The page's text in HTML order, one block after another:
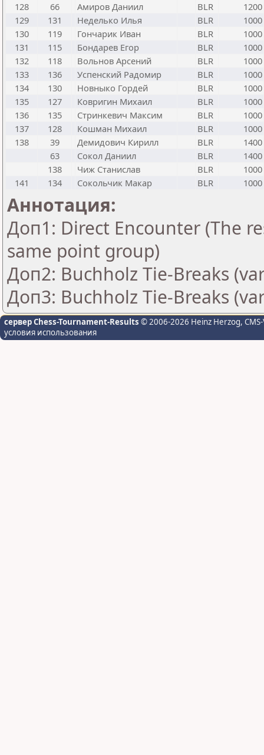
128
66 Амиров Даниил BLR
1200
129
131 Неделько Илья BLR
1000
130
119 Гончарик Иван BLR
1000
131
115 Бондарев Егор BLR
1000
132
118 Вольнов Арсений BLR
1000
133
136 Успенский Радомир BLR
1000
134
130 Новныко Гордей BLR
1000
135
127 Ковригин Михаил BLR
1000
136
135 Стринкевич Максим BLR
1000
137
128 Кошман Михаил BLR
1000
138
39 Демидович Кирилл BLR
1400
63
Сокол Даниил BLR
1400
138
Чиж Станислав BLR
1000
141
134 Сокольчик Макар BLR 1000
Аннотация:
Доп1: Direct Encounter (The
same point group)
Доп2: Buchholz Tie-Breaks
Доп3: Buchholz Tie-Breaks
сервер Chess-Tournament-Results © 2006-2026 Heinz Herzog,
условия использования